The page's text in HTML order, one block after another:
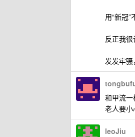
用“新冠”
反正我很
发发牢骚
和甲流
老人要小
leoJiu